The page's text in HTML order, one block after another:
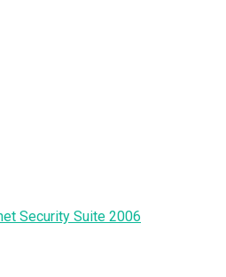
Security Suite 2006